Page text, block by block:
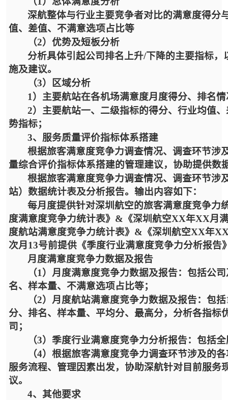
深航整体与行业主要竞争者对比的满意度得分
值、差值、不满意选项占比等
（2）优势及短板分析
分析具体引起公司排名上升/下降的主要指标，
施及建议。
（3）区域分析
1）主要航站在各机场满意度月度得分、排名
2）主要航站一、二级指标的得分、行业均值
势指标；
3、服务质量评价指标体系搭建
根据旅客满意度竞争力调查情况、调查环节涉
量综合评价指标体系搭建的管理建议，协助提供数
根据旅客满意度竞争力调查情况、调查环节涉
站）数据统计表及分析报告。输出内容如下：
每月度提供针对深圳航空的旅客满意度竞争力
度满意度竞争力统计表》&《深圳航空XX年XX月
度航站满意度竞争力统计表》&《深圳航空XX年
次月13号前提供《季度行业满意度竞争力分析报告
月度满意度竞争力数据及报告
（1）月度满意度竞争力数据及报告：包括公
名、样本量、不满意选项占比等；
（2）月度航站满意度竞争力数据及报告：包
分、排名、样本量、平均分、最高分，分析各指
司；
（3）季度行业满意度竞争力分析报告：包括
（4）根据旅客满意度竞争力调查环节涉及的
服务流程、管理因素出发，协助深航针对目前服
议。
4、其他要求